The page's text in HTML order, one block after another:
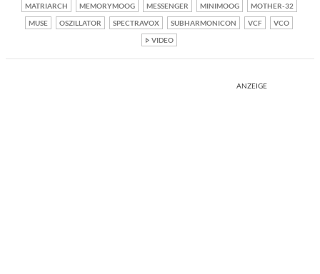
MATRIARCH
MEMORYMOOG MESSENGER MINIMOOG
MOTHER-32
MUSE
OSZILLATOR SPECTRAVOX SUBHARMONICON VCF
VCO
VIDEO
ANZEIGE